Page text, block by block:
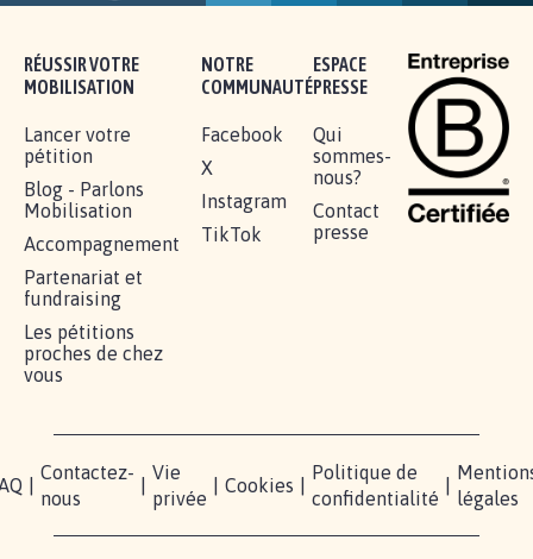
RÉUSSIR VOTRE
MOBILISATION
Lancer votre
pétition
Blog - Parlons
Mobilisation
Accompagnement
Partenariat et
fundraising
Les pétitions
proches de chez
vous
NOTRE
COMMUNAUTÉ
Facebook
X
Instagram
TikTok
ESPACE
PRESSE
Qui
sommes-
nous?
Contact
presse
Contactez-
nous
Vie
privée
Cookies
Politique de
confidentialité
légales